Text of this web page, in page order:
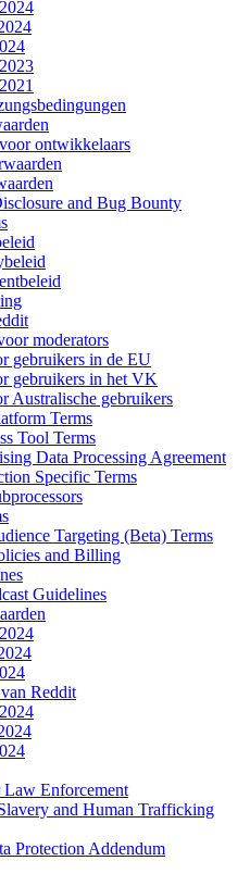
ontwikkelaars
and Bug Bounty
moderators
gebruikers in de EU
gebruikers in het VK
Australische gebruikers
Terms
Tool Terms
Data Processing Agreement
Specific Terms
Targeting (Beta) Terms
and Billing
Guidelines
Reddit
Enforcement
and Human Trafficking
Protection Addendum